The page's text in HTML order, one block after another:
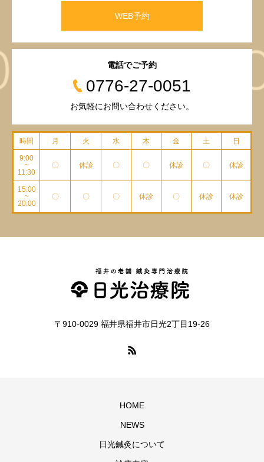
WEB予約
電話でご予約
0776-27-0051
お気軽にお問い合わせください。
時間 月 火 水 木 金 土 日
9:00
~
11:30
〇 休診 〇 〇 休診 〇 休診
15:00
~
20:00
〇 〇 〇 休診 〇 休診 休診
〒910-0029 福井県福井市日光2丁目19-26
HOME
NEWS
日光鍼灸について